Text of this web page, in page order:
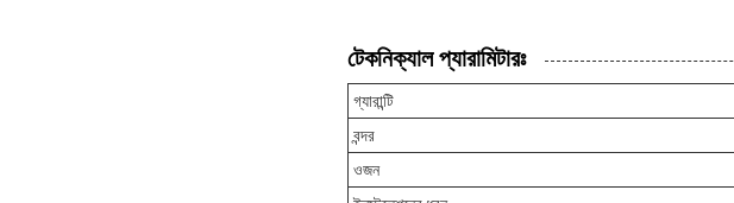
টেকনিক্যাল প্যারামিটারঃ
গ্যারান্টি
বন্দর
ওজন